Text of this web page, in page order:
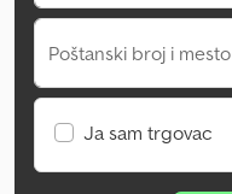
Poštanski broj i mesto
Ja sam trgovac